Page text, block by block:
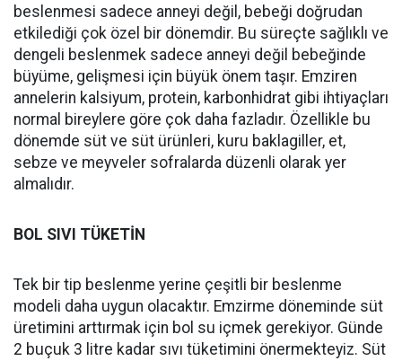
beslenmesi sadece anneyi değil, bebeği doğrudan
etkilediği çok özel bir dönemdir. Bu süreçte sağlıklı ve
dengeli beslenmek sadece anneyi değil bebeğinde
büyüme, gelişmesi için büyük önem taşır. Emziren
annelerin kalsiyum, protein, karbonhidrat gibi ihtiyaçları
normal bireylere göre çok daha fazladır. Özellikle bu
dönemde süt ve süt ürünleri, kuru baklagiller, et,
sebze ve meyveler sofralarda düzenli olarak yer
almalıdır.
BOL SIVI TÜKETİN
Tek bir tip beslenme yerine çeşitli bir beslenme
modeli daha uygun olacaktır. Emzirme döneminde süt
üretimini arttırmak için bol su içmek gerekiyor. Günde
2 buçuk 3 litre kadar sıvı tüketimini önermekteyiz. Süt